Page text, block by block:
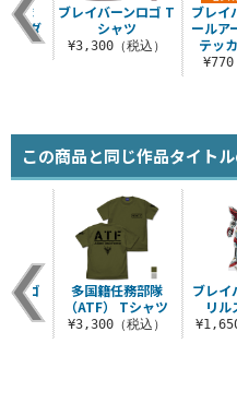
ブレイ
ールア
テッ
¥770
部隊
ルダ
ブレイバーンロゴ T
シャツ
¥3,300（税込）
この商品と同じ作品タイト
ブレイ
リル
ロゴ
ペン
込）
多国籍任務部隊
（ATF） Tシャツ
¥3,300（税込）